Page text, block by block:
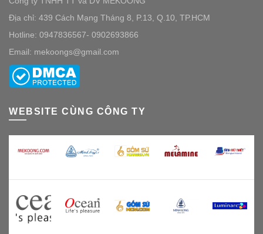
Địa chỉ: 439 Cách Mạng Tháng 8, P.13, Q.10, TP.HCM
Hotline: 0947836567- 0902693866
Email: mekoongs@gmail.com
WEBSITE CÙNG CÔNG TY